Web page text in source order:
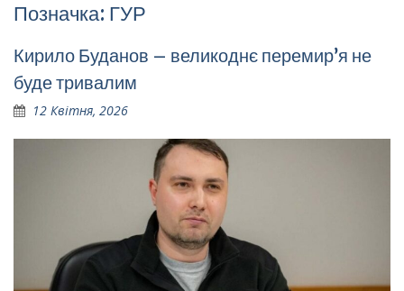
Позначка: ГУР
Кирило Буданов – великоднє перемир’я не
буде тривалим
12 Квітня, 2026